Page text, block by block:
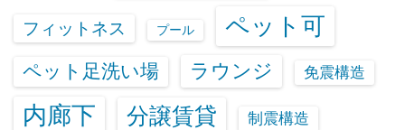
フィットネス プール ペット可
ペット足洗い場 ラウンジ 免震構造
内廊下 分譲賃貸 制震構造